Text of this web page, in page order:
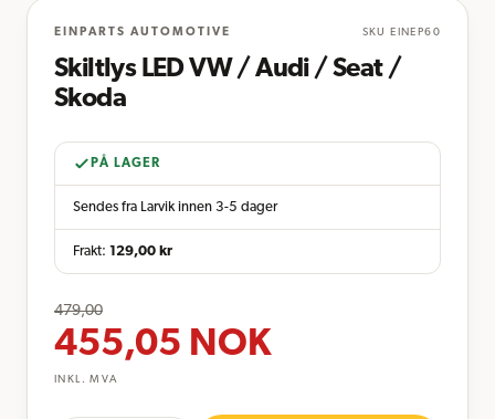
EINPARTS AUTOMOTIVE SKUEINEP60
Skiltlys LED VW / Audi / Seat /
Skoda
PÅ LAGER
Sendes fra Larvik innen 3-5 dager
Frakt: 129,00 kr
479,00
455,05 NOK
INKL. MVA